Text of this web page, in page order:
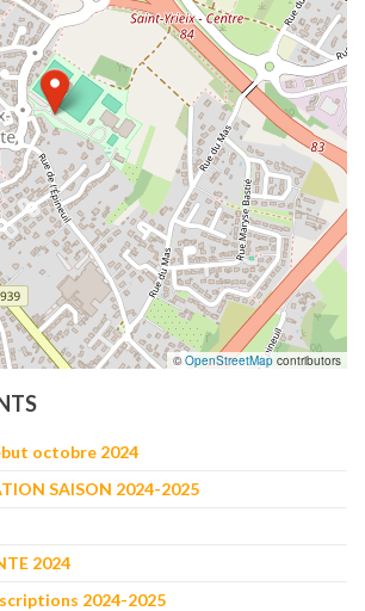
©OpenStreetMap contributors
octobre 2024
SAISON 2024-2025
2024
2024-2025